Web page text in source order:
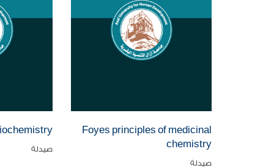
Foyes principles of medicinal
chemistry
صيدلة
صيدلة